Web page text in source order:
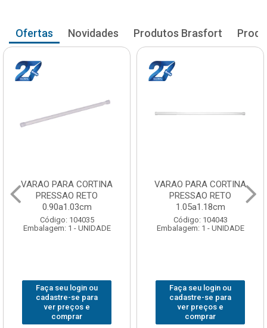
Ofertas Novidades Produtos Brasfort
VARAO PARA CORTINA
PRESSAO RETO
0.90a1.03cm
Código: 104035
Embalagem: 1 - UNIDADE
Faça seu login ou
cadastre-se para
ver preços e
comprar
VARAO PARA CORTINA
PRESSAO RETO
1.05a1.18cm
Código: 104043
Embalagem: 1 - UNIDADE
Faça seu login ou
cadastre-se para
ver preços e
comprar